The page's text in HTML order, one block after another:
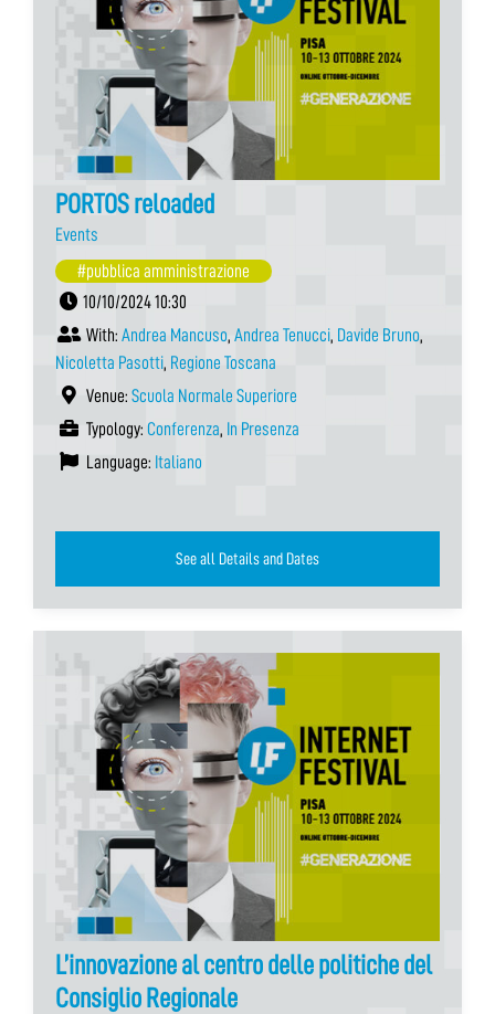
PORTOS reloaded
Events
#pubblica amministrazione
10/10/2024 10:30
With: Andrea Mancuso, Andrea Tenucci, Davide Bruno,
Nicoletta Pasotti, Regione Toscana
Venue: Scuola Normale Superiore
Typology: Conferenza, In Presenza
Language: Italiano
See all Details and Dates
L’innovazione al centro delle politiche del
Consiglio Regionale